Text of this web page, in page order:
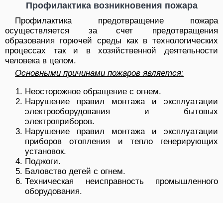
Профилактика возникновения пожара
Профилактика предотвращение пожара
осуществляется за счет предотвращения
образования горючей среды как в технологических
процессах так и в хозяйственной деятельности
человека в целом.
Основными причинами пожаров является:
Неосторожное обращение с огнем.
Нарушение правил монтажа и эксплуатации
электрооборудования и бытовых
электроприборов.
Нарушение правил монтажа и эксплуатации
приборов отопления и тепло генерирующих
установок.
Поджоги.
Баловство детей с огнем.
Техническая неисправность промышленного
оборудования.